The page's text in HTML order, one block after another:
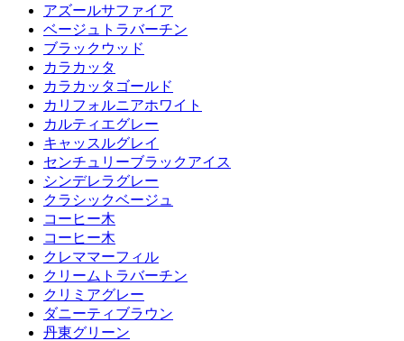
アズールサファイア
ベージュトラバーチン
ブラックウッド
カラカッタ
カラカッタゴールド
カリフォルニアホワイト
カルティエグレー
キャッスルグレイ
センチュリーブラックアイス
シンデレラグレー
クラシックベージュ
コーヒー木
コーヒー木
クレママーフィル
クリームトラバーチン
クリミアグレー
ダニーティブラウン
丹東グリーン